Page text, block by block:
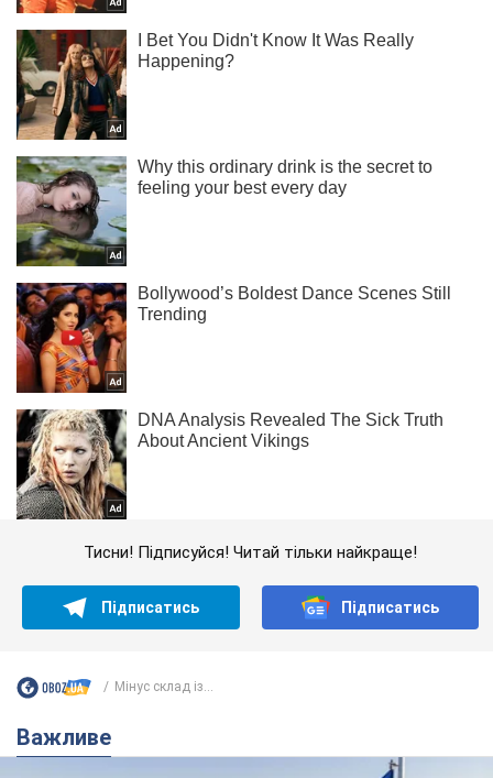
Тисни! Підписуйся! Читай тільки найкраще!
Підписатись Підписатись
Мінус склад із...
Важливе